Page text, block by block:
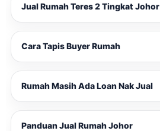
Jual Rumah Teres 2 Tingkat Johor
Cara Tapis Buyer Rumah
Rumah Masih Ada Loan Nak Jual
Panduan Jual Rumah Johor